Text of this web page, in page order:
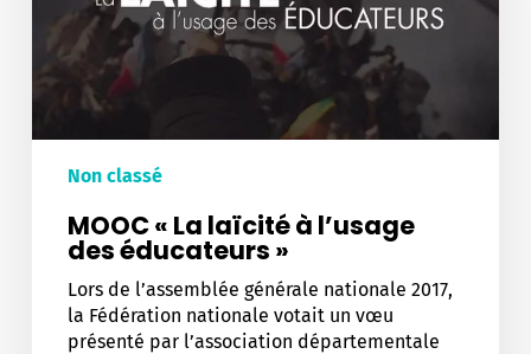
l’usage
éducateurs
Non classé
MOOC « La laïcité à l’usage
des éducateurs »
Lors de l’assemblée générale nationale 2017,
la Fédération nationale votait un vœu
présenté par l’association départementale